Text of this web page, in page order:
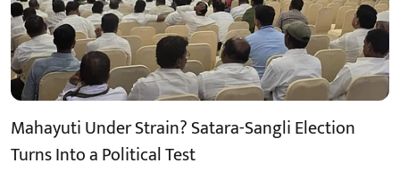
Mahayuti Under Strain? Satara-Sangli Election
Turns Into a Political Test